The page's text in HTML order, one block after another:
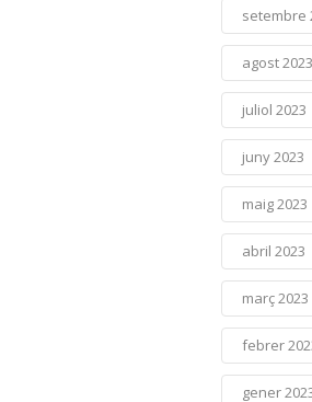
setembre
agost 2023
juliol 2023
juny 2023
maig 2023
abril 2023
març 2023
febrer
gener